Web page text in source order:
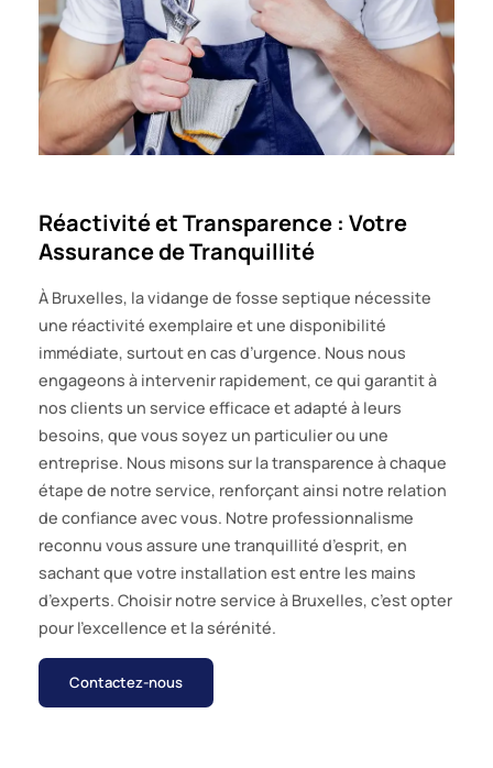
Réactivité et Transparence : Votre
Assurance de Tranquillité
À Bruxelles, la vidange de fosse septique nécessite
une réactivité exemplaire et une disponibilité
immédiate, surtout en cas d’urgence. Nous nous
engageons à intervenir rapidement, ce qui garantit à
nos clients un service efficace et adapté à leurs
besoins, que vous soyez un particulier ou une
entreprise. Nous misons sur la transparence à chaque
étape de notre service, renforçant ainsi notre relation
de confiance avec vous. Notre professionnalisme
reconnu vous assure une tranquillité d’esprit, en
sachant que votre installation est entre les mains
d’experts. Choisir notre service à Bruxelles, c’est opter
pour l’excellence et la sérénité.
Contactez-nous